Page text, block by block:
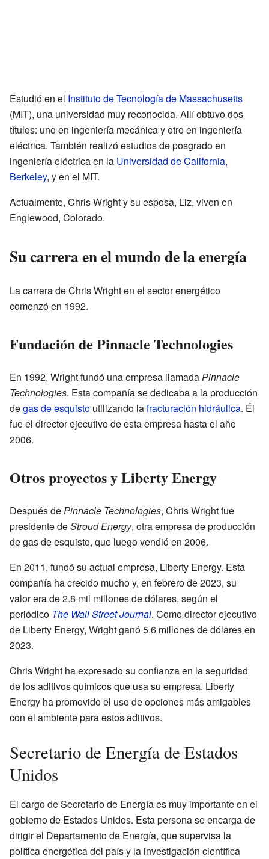
Estudió en el Instituto de Tecnología de Massachusetts
(MIT), una universidad muy reconocida. Allí obtuvo dos
títulos: uno en ingeniería mecánica y otro en ingeniería
eléctrica. También realizó estudios de posgrado en
ingeniería eléctrica en la Universidad de California,
Berkeley, y en el MIT.
Actualmente, Chris Wright y su esposa, Liz, viven en
Englewood, Colorado.
Su carrera en el mundo de la energía
La carrera de Chris Wright en el sector energético
comenzó en 1992.
Fundación de Pinnacle Technologies
En 1992, Wright fundó una empresa llamadaPinnacle
Technologies. Esta compañía se dedicaba a la producción
degas de esquisto utilizando lafracturación hidráulica. Él
fue el director ejecutivo de esta empresa hasta el año
2006.
Otros proyectos y Liberty Energy
Después dePinnacle Technologies, Chris Wright fue
presidente deStroud Energy, otra empresa de producción
de gas de esquisto, que luego vendió en 2006.
En 2011, fundó su actual empresa, Liberty Energy. Esta
compañía ha crecido mucho y, en febrero de 2023, su
valor era de 2.8 mil millones de dólares, según el
periódico The Wall Street Journal. Como director ejecutivo
de Liberty Energy, Wright ganó 5.6 millones de dólares en
2023.
Chris Wright ha expresado su confianza en la seguridad
de los aditivos químicos que usa su empresa. Liberty
Energy ha promovido el uso de opciones más amigables
con el ambiente para estos aditivos.
Secretario de Energía de Estados
Unidos
El cargo de Secretario de Energía es muy importante en el
gobierno de Estados Unidos. Esta persona se encarga de
dirigir el Departamento de Energía, que supervisa la
política energética del país y la investigación científica